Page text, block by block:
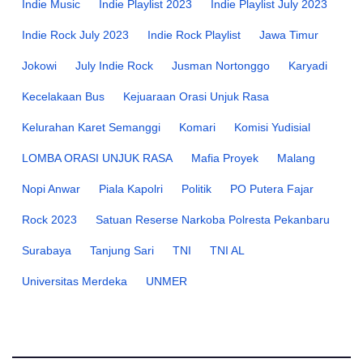
Indie Music Indie Playlist 2023 Indie Playlist July 2023
Indie Rock July 2023 Indie Rock Playlist Jawa Timur
Jokowi July Indie Rock Jusman Nortonggo Karyadi
Kecelakaan Bus Kejuaraan Orasi Unjuk Rasa
Kelurahan Karet Semanggi Komari Komisi Yudisial
LOMBA ORASI UNJUK RASA Mafia Proyek Malang
Nopi Anwar Piala Kapolri Politik PO Putera Fajar
Rock 2023 Satuan Reserse Narkoba Polresta Pekanbaru
Surabaya Tanjung Sari TNI TNI AL
Universitas Merdeka UNMER